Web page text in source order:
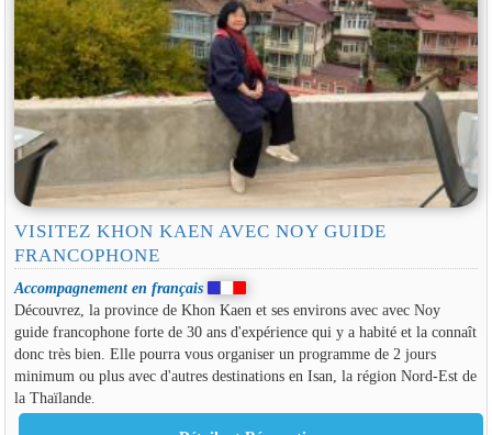
VISITEZ KHON KAEN AVEC NOY GUIDE
FRANCOPHONE
Accompagnement en français
Découvrez, la province de Khon Kaen et ses environs avec avec Noy
guide francophone forte de 30 ans d'expérience qui y a habité et la connaît
donc très bien. Elle pourra vous organiser un programme de 2 jours
minimum ou plus avec d'autres destinations en Isan, la région Nord-Est de
la Thaïlande.